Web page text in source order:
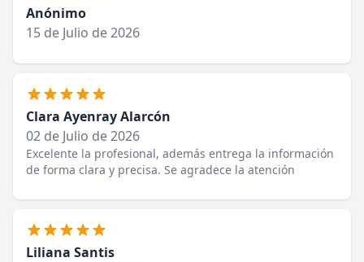
Anónimo
15 de Julio de 2026
Clara Ayenray Alarcón
02 de Julio de 2026
Excelente la profesional, además entrega la información
de forma clara y precisa. Se agradece la atención
Liliana Santis